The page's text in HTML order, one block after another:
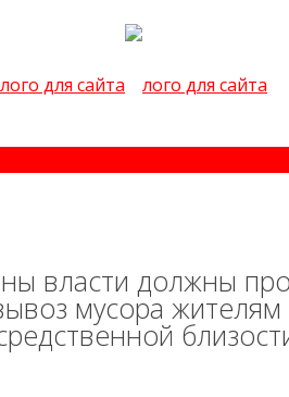
власти должны
мусора